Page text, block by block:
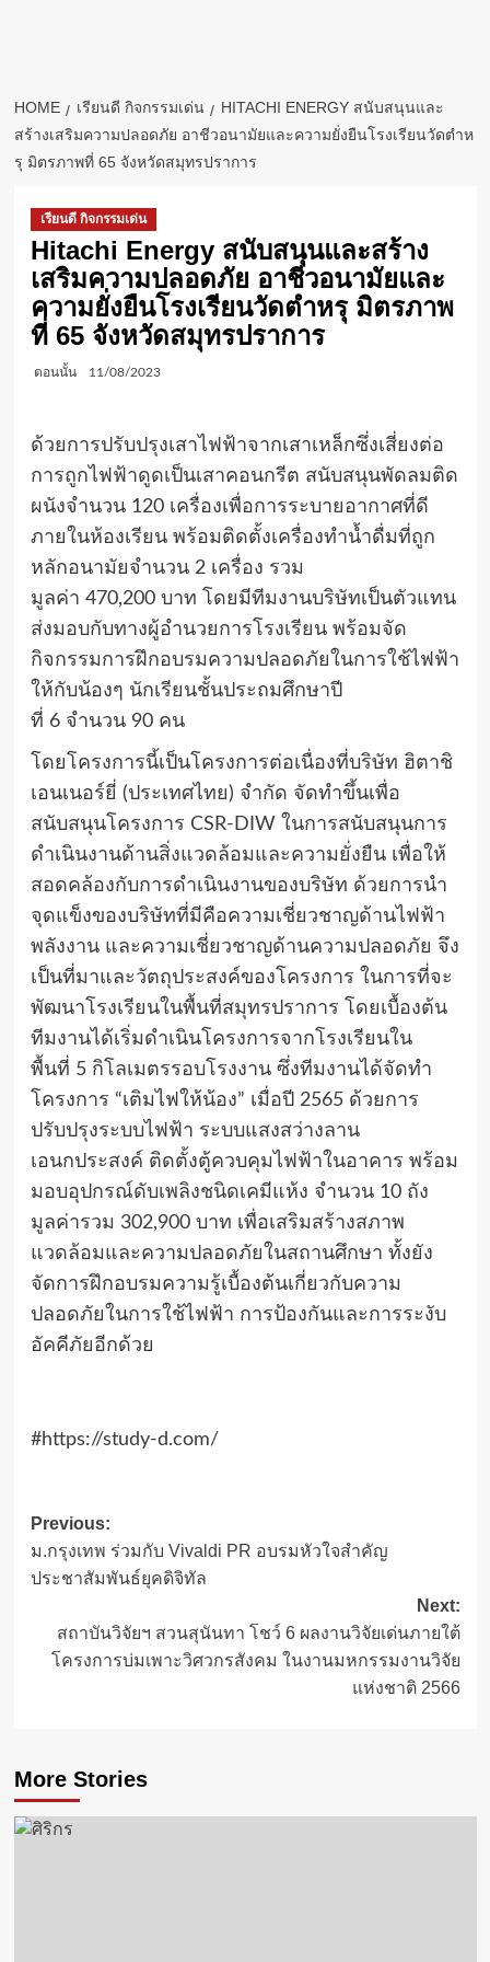
HOME เรียนดี กิจกรรมเด่น
HITACHI ENERGY สนับสนุนและ
สร้างเสริมความปลอดภัย อาชีวอนามัยและความยั่งยืนโรงเรียนวัดตำห
รุ มิตรภาพที่ 65 จังหวัดสมุทรปราการ
เรียนดี กิจกรรมเด่น
Hitachi Energy สนับสนุนและสร้าง
เสริมความปลอดภัย อาชีวอนามัยและ
ความยั่งยืนโรงเรียนวัดตำหรุ มิตรภาพ
ที่ 65 จังหวัดสมุทรปราการ
ตอนนั้น 11/08/2023
ด้วยการปรับปรุงเสาไฟฟ้าจากเสาเหล็กซึ่งเสี่ยงต่อ
การถูกไฟฟ้าดูดเป็นเสาคอนกรีต สนับสนุนพัดลมติด
ผนังจำนวน 120 เครื่องเพื่อการระบายอากาศที่ดี
ภายในห้องเรียน พร้อมติดตั้งเครื่องทำน้ำดื่มที่ถูก
หลักอนามัยจำนวน 2 เครื่อง รวม
มูลค่า 470,200 บาท โดยมีทีมงานบริษัทเป็นตัวแทน
ส่งมอบกับทางผู้อำนวยการโรงเรียน พร้อมจัด
กิจกรรมการฝึกอบรมความปลอดภัยในการใช้ไฟฟ้า
ให้กับน้องๆ นักเรียนชั้นประถมศึกษาปี
ที่ 6 จำนวน 90 คน
โดยโครงการนี้เป็นโครงการต่อเนื่องที่บริษัท ฮิตาชิ
เอนเนอร์ยี่ (ประเทศไทย) จำกัด จัดทำขึ้นเพื่อ
สนับสนุนโครงการ CSR-DIW ในการสนับสนุนการ
ดำเนินงานด้านสิ่งแวดล้อมและความยั่งยืน เพื่อให้
สอดคล้องกับการดำเนินงานของบริษัท ด้วยการนำ
จุดแข็งของบริษัทที่มีคือความเชี่ยวชาญด้านไฟฟ้า
พลังงาน และความเชี่ยวชาญด้านความปลอดภัย จึง
เป็นที่มาและวัตถุประสงค์ของโครงการ ในการที่จะ
พัฒนาโรงเรียนในพื้นที่สมุทรปราการ โดยเบื้องต้น
ทีมงานได้เริ่มดำเนินโครงการจากโรงเรียนใน
พื้นที่ 5 กิโลเมตรรอบโรงงาน ซึ่งทีมงานได้จัดทำ
โครงการ “เติมไฟให้น้อง” เมื่อปี 2565 ด้วยการ
ปรับปรุงระบบไฟฟ้า ระบบแสงสว่างลาน
เอนกประสงค์ ติดตั้งตู้ควบคุมไฟฟ้าในอาคาร พร้อม
มอบอุปกรณ์ดับเพลิงชนิดเคมีแห้ง จำนวน 10 ถัง
มูลค่ารวม 302,900 บาท เพื่อเสริมสร้างสภาพ
แวดล้อมและความปลอดภัยในสถานศึกษา ทั้งยัง
จัดการฝึกอบรมความรู้เบื้องต้นเกี่ยวกับความ
ปลอดภัยในการใช้ไฟฟ้า การป้องกันและการระงับ
อัคคีภัยอีกด้วย
#https://study-d.com/
Post
navigation
Previous:
ม.กรุงเทพ ร่วมกับ Vivaldi PR อบรมหัวใจสำคัญ
ประชาสัมพันธ์ยุคดิจิทัล
Next:
สถาบันวิจัยฯ สวนสุนันทา โชว์ 6 ผลงานวิจัยเด่นภายใต้
โครงการบ่มเพาะวิศวกรสังคม ในงานมหกรรมงานวิจัย
แห่งชาติ 2566
More Stories